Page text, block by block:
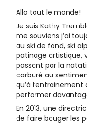
Allo tout le monde!
Je suis Kathy
me souviens j’ai
au ski de fond, ski
patinage artistique,
passant par la
carburé au
qu’à
performer
En 2013, une
de faire bouger les